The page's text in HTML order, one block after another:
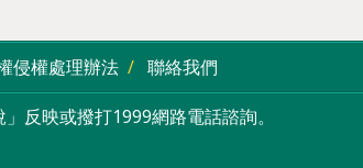
侵權處理辦法 聯絡我們
反映或撥打1999網路電話諮詢。